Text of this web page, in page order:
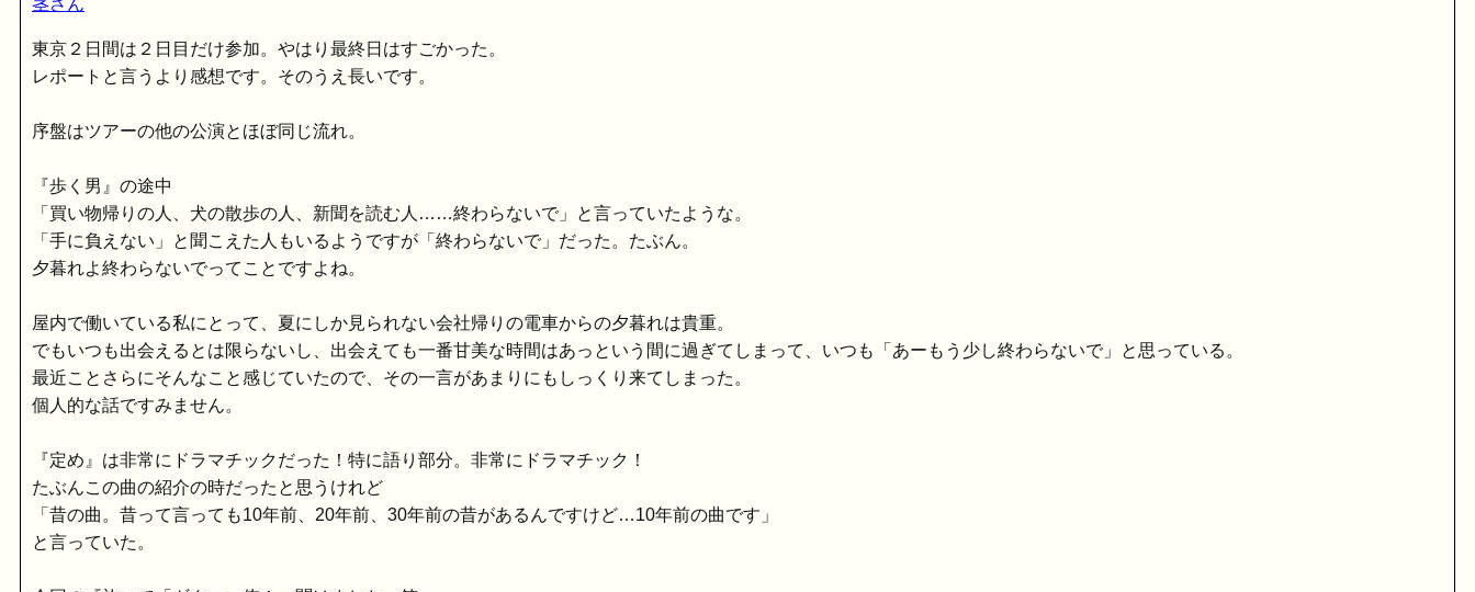
茎さん
東京２日間は２日目だけ参加。やはり最終日はすごかった。
レポートと言うより感想です。そのうえ長いです。
序盤はツアーの他の公演とほぼ同じ流れ。
『歩く男』の途中
「買い物帰りの人、犬の散歩の人、新聞を読む人……終わらないで」と言っていたような。
「手に負えない」と聞こえた人もいるようですが「終わらないで」だった。たぶん。
夕暮れよ終わらないでってことですよね。
屋内で働いている私にとって、夏にしか見られない会社帰りの電車からの夕暮れは貴重。
でもいつも出会えるとは限らないし、出会えても一番甘美な時間はあっという間に過ぎてしまって、いつも「あーもう少し終わらないで」と思っている。
最近ことさらにそんなこと感じていたので、その一言があまりにもしっくり来てしまった。
個人的な話ですみません。
『定め』は非常にドラマチックだった！特に語り部分。非常にドラマチック！
たぶんこの曲の紹介の時だったと思うけれど
「昔の曲。昔って言っても10年前、20年前、30年前の昔があるんですけど…10年前の曲です」
と言っていた。